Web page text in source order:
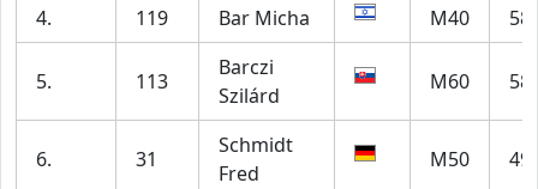
4. 119 Bar Micha M40 58
5. 113
Barczi
Szilárd
M60 58
6. 31
Schmidt
Fred
M50 49